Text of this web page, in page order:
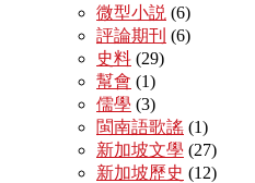
微型小説 (6)
評論期刊 (6)
史料 (29)
幫會 (1)
儒學 (3)
閩南語歌謠 (1)
新加坡文學 (27)
新加坡歷史 (12)